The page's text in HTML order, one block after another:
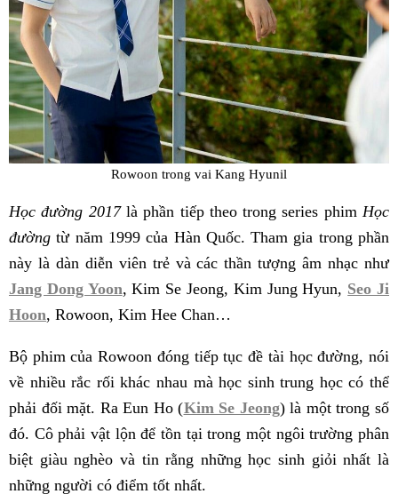
Rowoon trong vai Kang Hyunil
Học đường 2017là phần tiếp theo trong series phim Học
đường từ năm 1999 của Hàn Quốc. Tham gia trong phần
này là dàn diễn viên trẻ và các thần tượng âm nhạc như
Jang Dong Yoon, Kim Se Jeong, Kim Jung Hyun, Seo Ji
Hoon, Rowoon, Kim Hee Chan…
Bộ phim của Rowoon đóng tiếp tục đề tài học đường, nói
về nhiều rắc rối khác nhau mà học sinh trung học có thể
phải đối mặt. Ra Eun Ho (Kim Se Jeong) là một trong số
đó. Cô phải vật lộn để tồn tại trong một ngôi trường phân
biệt giàu nghèo và tin rằng những học sinh giỏi nhất là
những người có điểm tốt nhất.